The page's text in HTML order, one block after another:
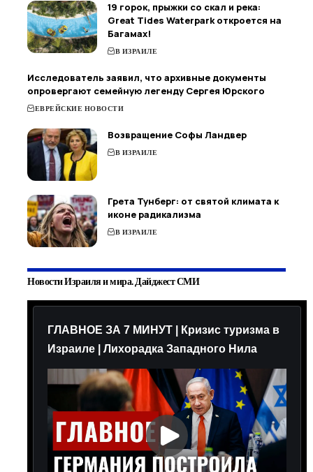
19 горок, прыжки со скал и река:
Great Tides Waterpark откроется на
Багамах!
В ИЗРАИЛЕ
Исследователь заявил, что архивные документы
опровергают семейную легенду Сергея Юрского
ЕВРЕЙСКИЕ НОВОСТИ
Возвращение Софы Ландвер
В ИЗРАИЛЕ
Грета Тунберг: от святой климата к
иконе радикализма
В ИЗРАИЛЕ
Новости Израиля и мира. Дайджест СМИ